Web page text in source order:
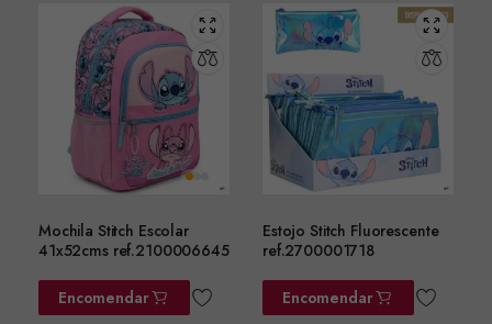
Mochila Stitch Escolar
41x52cms ref.2100006645
Encomendar
Estojo Stitch Fluorescente
ref.2700001718
Encomendar